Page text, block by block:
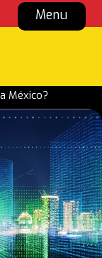
Menu
México?